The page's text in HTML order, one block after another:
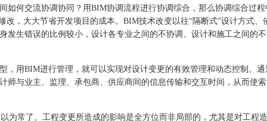
如何交流协调协同？用BIM协调流程进行协调综合，那么协调综合过
改，大大节省开发项目的成本。 BIM技术改变以往“隔断式”设计方式、
发生错误的比例较小，设计各专业之间的不协调、设计和施工之间的
，用BIM进行管理，就可以实现对设计变更的有效管理和动态控制。
师与业主、监理、承包商、供应商间的信息传输和交互时间，从而使
为常了。工程变更所造成的影响是全方位而非局部的，尤其是对工程